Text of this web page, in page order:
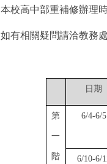
本校高中部重補修辦理
如有相關疑問請洽教務
日期
第
一
階
6/4-6/5
6/10-6/